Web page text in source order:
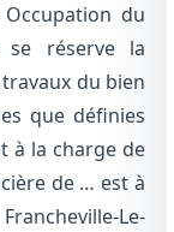
du
se réserve la
du bien
que définies
à la charge de
de … est à
Le-